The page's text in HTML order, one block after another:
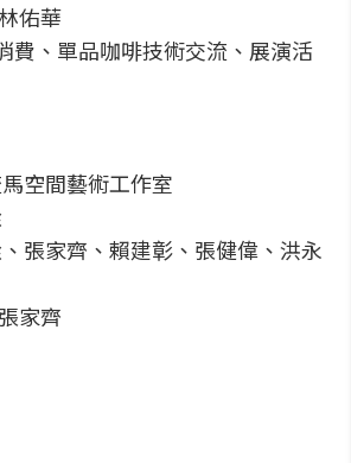
佑華
費、單品咖啡技術交流、展演活
空間藝術工作室
張家齊、賴建彰、張健偉、洪永
家齊